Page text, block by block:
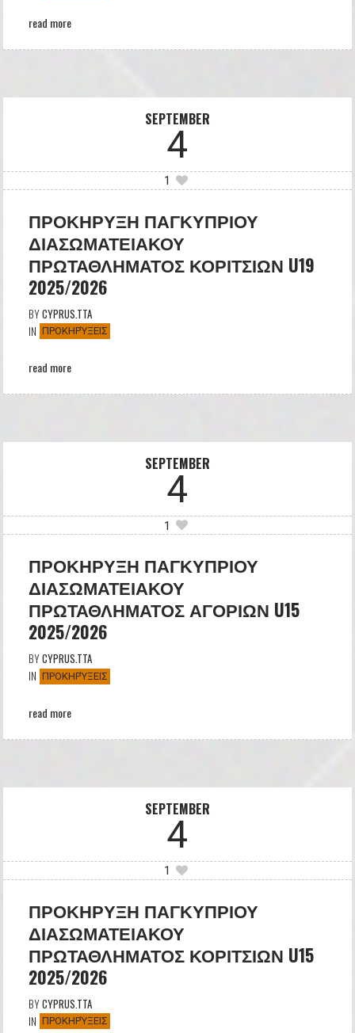
read more
SEPTEMBER
4
1
ΠΡΟΚΗΡΥΞΗ ΠΑΓΚΥΠΡΙΟΥ
ΔΙΑΣΩΜΑΤΕΙΑΚΟΥ
ΠΡΩΤΑΘΛΗΜΑΤΟΣ ΚΟΡΙΤΣΙΩΝ U19
2025/2026
BYCYPRUS.TTA
IN ΠΡΟΚΗΡΎΞΕΙΣ
read more
SEPTEMBER
4
1
ΠΡΟΚΗΡΥΞΗ ΠΑΓΚΥΠΡΙΟΥ
ΔΙΑΣΩΜΑΤΕΙΑΚΟΥ
ΠΡΩΤΑΘΛΗΜΑΤΟΣ ΑΓΟΡΙΩΝ U15
2025/2026
BYCYPRUS.TTA
IN ΠΡΟΚΗΡΎΞΕΙΣ
read more
SEPTEMBER
4
1
ΠΡΟΚΗΡΥΞΗ ΠΑΓΚΥΠΡΙΟΥ
ΔΙΑΣΩΜΑΤΕΙΑΚΟΥ
ΠΡΩΤΑΘΛΗΜΑΤΟΣ ΚΟΡΙΤΣΙΩΝ U15
2025/2026
BYCYPRUS.TTA
IN ΠΡΟΚΗΡΎΞΕΙΣ